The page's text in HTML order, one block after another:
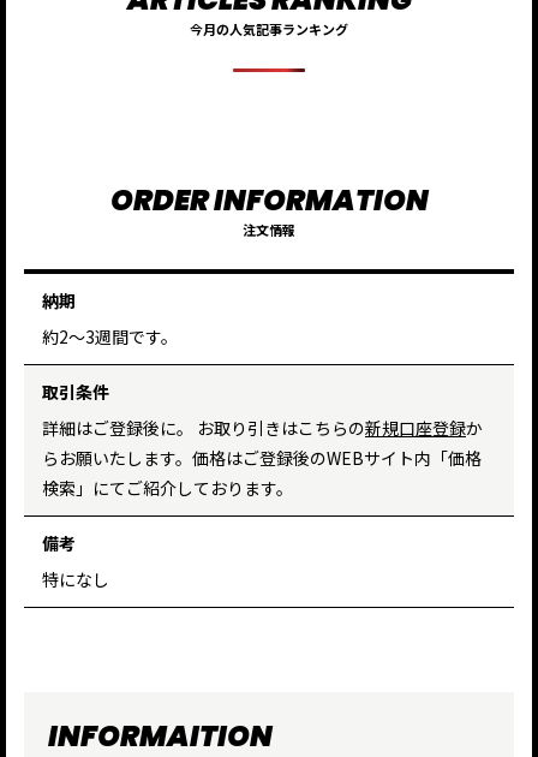
今月の人気記事ランキング
注文情報
納期
約2〜3週間です。
取引条件
詳細はご登録後に。 お取り引きはこちらの新規口座登録か
らお願いたします。価格はご登録後のWEBサイト内「価格
検索」にてご紹介しております。
備考
特になし
INFORMAITION